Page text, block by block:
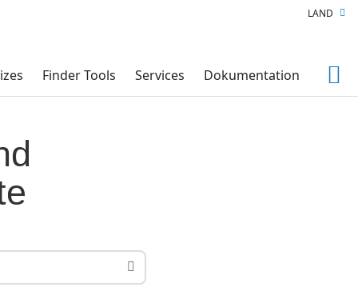
Finder Tools Services Dokumentation
LAND